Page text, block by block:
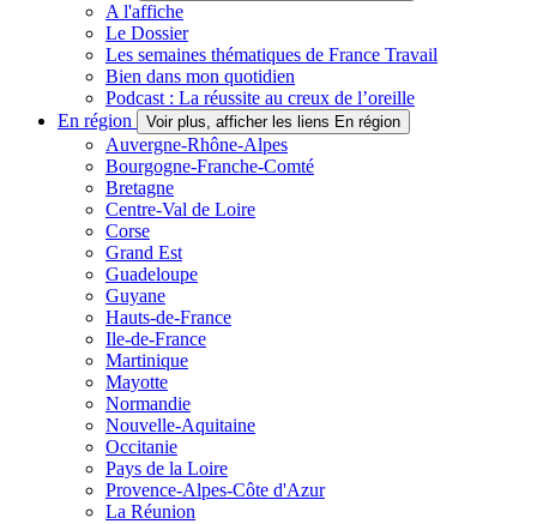
A l'affiche
Le Dossier
Les semaines thématiques de France Travail
Bien dans mon quotidien
Podcast : La réussite au creux de l’oreille
En région
Voir plus, afficher les liens En région
Auvergne-Rhône-Alpes
Bourgogne-Franche-Comté
Bretagne
Centre-Val de Loire
Corse
Grand Est
Guadeloupe
Guyane
Hauts-de-France
Ile-de-France
Martinique
Mayotte
Normandie
Nouvelle-Aquitaine
Occitanie
Pays de la Loire
Provence-Alpes-Côte d'Azur
La Réunion